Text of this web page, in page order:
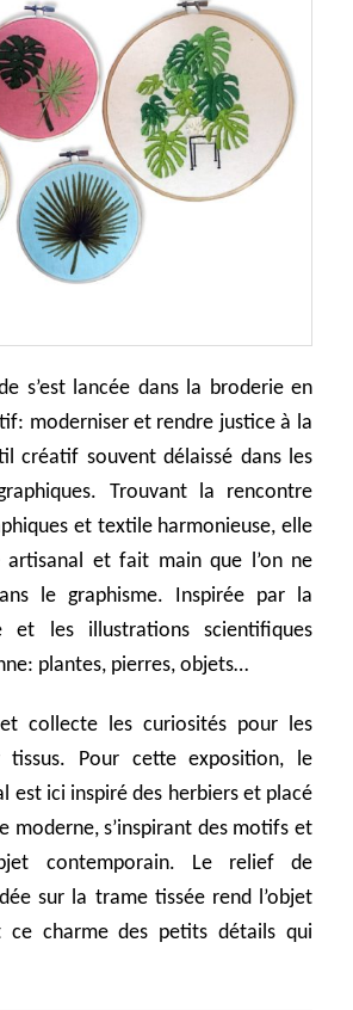
s’est lancée dans la broderie en
moderniser et rendre justice à la
créatif souvent délaissé dans les
Trouvant la rencontre
et textile harmonieuse, elle
et fait main que l’on ne
le graphisme. Inspirée par la
et les illustrations scientifiques
plantes, pierres, objets…
collecte les curiosités pour les
tissus. Pour cette exposition, le
est ici inspiré des herbiers et placé
moderne, s’inspirant des motifs et
contemporain. Le relief de
sur la trame tissée rend l’objet
ce charme des petits détails qui